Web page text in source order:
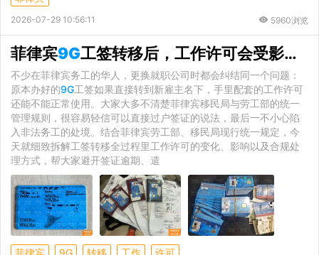
2026-07-29 10:56:11 5960浏览
菲律宾9G工签转移后，工作许可会受影响吗？日常持有工签的基础维护小要点
不少在菲律宾务工的华人，更换就职公司时都会纠结同一个问题：
原本办好的9G工签如果直接转到新雇主名下，手里配套的工作许可
还能不能正常使用。大家大多不清楚菲律宾移民局与劳工部的统一
管理规则，很容易轻信可以直接过户签证的说法，最后一不小心陷
入非法务工的处境。结合菲律宾劳工部、移民局现行统一规定，今
天就细致拆解工签转移全过程里工作许可的变化、影响以及合规处
理方式，帮大家避开签证逾期、遣
菲律宾 9G 转移 工作 许可